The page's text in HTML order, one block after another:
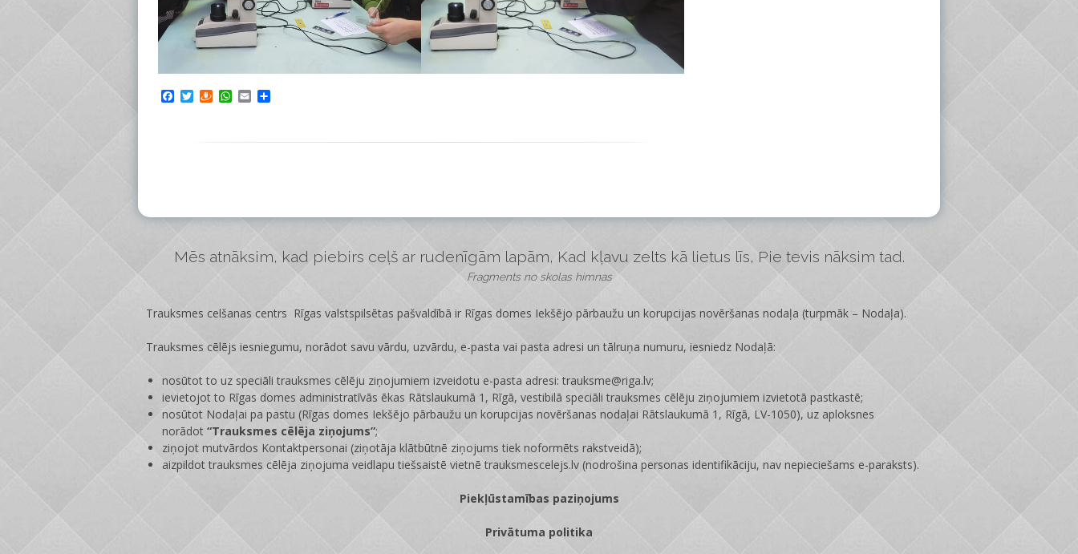
Facebook
TwitterDraugiem
WhatsApp
Email
Mēs atnāksim, kad piebirs ceļš ar rudenīgām lapām, Kad kļavu zelts kā lietus līs, Pie tevis nāksim tad.
Fragments no skolas himnas
Trauksmes celšanas centrs Rīgas valstspilsētas pašvaldībā ir Rīgas domes Iekšējo pārbaužu un korupcijas novēršanas nodaļa (turpmāk – Nodaļa).
Trauksmes cēlējs iesniegumu, norādot savu vārdu, uzvārdu, e-pasta vai pasta adresi un tālruņa numuru, iesniedz Nodaļā:
nosūtot to uz speciāli trauksmes cēlēju ziņojumiem izveidotu e-pasta adresi: trauksme@riga.lv;
ievietojot to Rīgas domes administratīvās ēkas Rātslaukumā 1, Rīgā, vestibilā speciāli trauksmes cēlēju ziņojumiem izvietotā pastkastē;
nosūtot Nodaļai pa pastu (Rīgas domes Iekšējo pārbaužu un korupcijas novēršanas nodaļai Rātslaukumā 1, Rīgā, LV-1050), uz aploksnes
norādot “Trauksmes cēlēja ziņojums”;
ziņojot mutvārdos Kontaktpersonai (ziņotāja klātbūtnē ziņojums tiek noformēts rakstveidā);
aizpildot trauksmes cēlēja ziņojuma veidlapu tiešsaistē vietnētrauksmescelejs.lv (nodrošina personas identifikāciju, nav nepieciešams e-paraksts).
Piekļūstamības paziņojums
Privātuma politika